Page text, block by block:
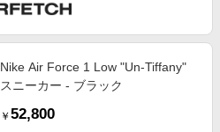
Nike Air Force 1 Low "Un-Tiffany"
スニーカー - ブラック
￥ 52,800